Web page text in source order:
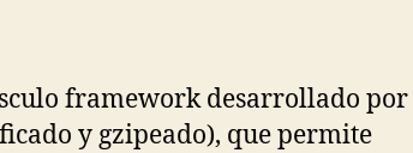
framework desarrollado por
y gzipeado), que permite